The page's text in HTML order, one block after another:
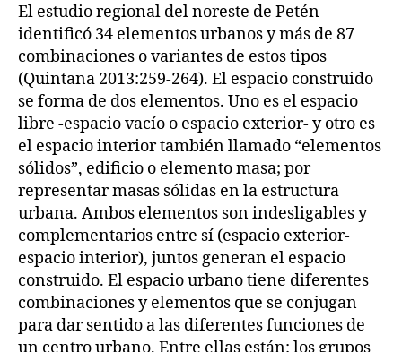
El estudio regional del noreste de Petén
identificó 34 elementos urbanos y más de 87
combinaciones o variantes de estos tipos
(Quintana 2013:259-264). El espacio construido
se forma de dos elementos. Uno es el espacio
libre -espacio vacío o espacio exterior- y otro es
el espacio interior también llamado “elementos
sólidos”, edificio o elemento masa; por
representar masas sólidas en la estructura
urbana. Ambos elementos son indesligables y
complementarios entre sí (espacio exterior-
espacio interior), juntos generan el espacio
construido. El espacio urbano tiene diferentes
combinaciones y elementos que se conjugan
para dar sentido a las diferentes funciones de
un centro urbano. Entre ellas están: los grupos